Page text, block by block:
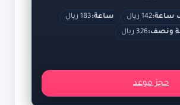
ساعة:142 ريال ساعة:183 ريال
ونصف:326 ريال
حجز موعد